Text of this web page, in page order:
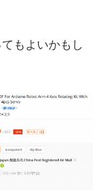
もよいかもし